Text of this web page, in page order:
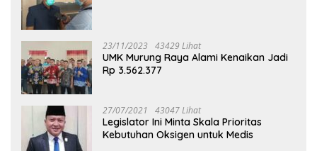
23/11/2023 43429 Lihat
UMK Murung Raya Alami Kenaikan Jadi
Rp 3.562.377
27/07/2021 43047 Lihat
Legislator Ini Minta Skala Prioritas
Kebutuhan Oksigen untuk Medis